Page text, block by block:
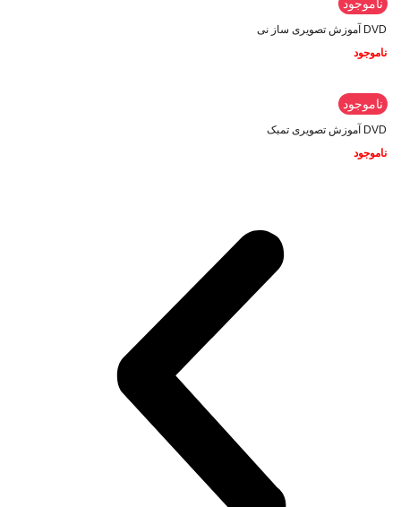
ناموجود
DVD آموزش تصویری ساز نی
ناموجود
ناموجود
DVD آموزش تصویری تمبک
ناموجود